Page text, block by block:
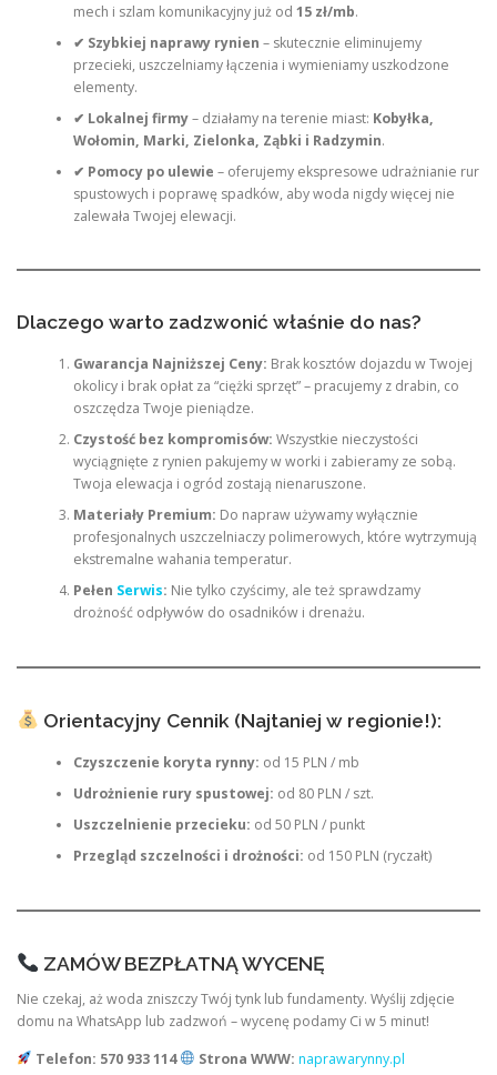
mech i szlam komunikacyjny już od 15 zł/mb.
✔ Szybkiej naprawy rynien – skutecznie eliminujemy
przecieki, uszczelniamy łączenia i wymieniamy uszkodzone
elementy.
✔ Lokalnej firmy– działamy na terenie miast: Kobyłka,
Wołomin, Marki, Zielonka, Ząbki i Radzymin.
✔ Pomocy po ulewie – oferujemy ekspresowe udrażnianie rur
spustowych i poprawę spadków, aby woda nigdy więcej nie
zalewała Twojej elewacji.
Dlaczego warto zadzwonić właśnie do nas?
Gwarancja Najniższej Ceny: Brak kosztów dojazdu w Twojej
okolicy i brak opłat za “ciężki sprzęt” – pracujemy z drabin, co
oszczędza Twoje pieniądze.
Czystość bez kompromisów: Wszystkie nieczystości
wyciągnięte z rynien pakujemy w worki i zabieramy ze sobą.
Twoja elewacja i ogród zostają nienaruszone.
Materiały Premium: Do napraw używamy wyłącznie
profesjonalnych uszczelniaczy polimerowych, które wytrzymują
ekstremalne wahania temperatur.
Pełen Serwis: Nie tylko czyścimy, ale też sprawdzamy
drożność odpływów do osadników i drenażu.
Orientacyjny Cennik (Najtaniej w regionie!):
Czyszczenie koryta rynny: od 15 PLN / mb
Udrożnienie rury spustowej: od 80 PLN / szt.
Uszczelnienie przecieku: od 50 PLN / punkt
Przegląd szczelności i drożności: od 150 PLN (ryczałt)
ZAMÓW BEZPŁATNĄ WYCENĘ
Nie czekaj, aż woda zniszczy Twój tynk lub fundamenty. Wyślij zdjęcie
domu na WhatsApp lub zadzwoń – wycenę podamy Ci w 5 minut!
Telefon: 570 933 114
Strona WWW: naprawarynny.pl